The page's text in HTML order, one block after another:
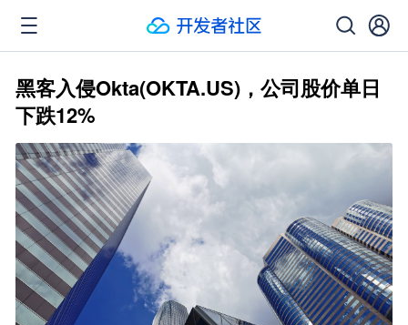
黑客入侵Okta(OKTA.US)，公司股价单日
下跌12%